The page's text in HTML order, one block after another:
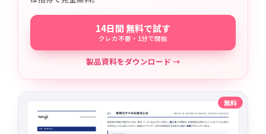
14日間 無料で試す
クレカ不要・1分で開始
製品資料をダウンロード →
無料